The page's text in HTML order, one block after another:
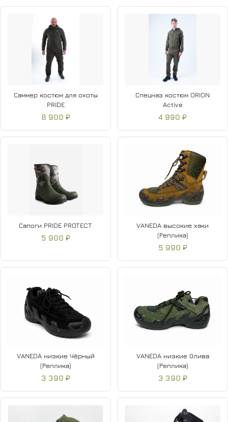
Саммер костюм для охоты
PRIDE
8 900 ₽
Спецназ костюм ORION
Active
4 990 ₽
Сапоги PRIDE PROTECT
5 900 ₽
VANEDA высокие хаки
(Реплика)
5 990 ₽
VANEDA низкие Чёрный
(Реплика)
3 390 ₽
VANEDA низкие Олива
(Реплика)
3 390 ₽